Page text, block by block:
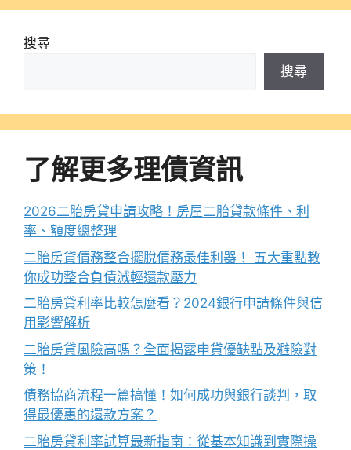
搜尋
搜尋
了解更多理債資訊
2026二胎房貸申請攻略！房屋二胎貸款條件、利
率、額度總整理
二胎房貸債務整合擺脫債務最佳利器！ 五大重點教
你成功整合負債減輕還款壓力
二胎房貸利率比較怎麼看？2024銀行申請條件與信
用影響解析
二胎房貸風險高嗎？全面揭露申貸優缺點及避險對
策！
債務協商流程一篇搞懂！如何成功與銀行談判，取
得最優惠的還款方案？
二胎房貸利率試算最新指南：從基本知識到實際操